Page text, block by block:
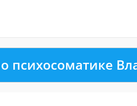
психосоматике